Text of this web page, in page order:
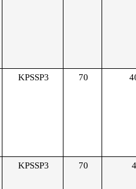
KPSSP3 70
KPSSP3 70 4